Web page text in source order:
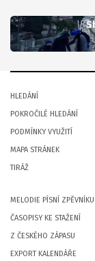
HLEDÁNÍ
POKROČILÉ HLEDÁNÍ
PODMÍNKY VYUŽITÍ
MAPA STRÁNEK
TIRÁŽ
MELODIE PÍSNÍ ZPĚVNÍKU
ČASOPISY KE STAŽENÍ
Z ČESKÉHO ZÁPASU
EXPORT KALENDÁŘE